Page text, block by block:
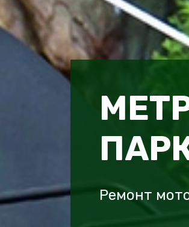
Ремонт